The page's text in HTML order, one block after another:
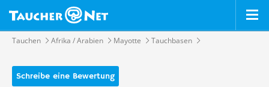
Tauchen Afrika / Arabien Mayotte Tauchbasen
Schreibe eine Bewertung